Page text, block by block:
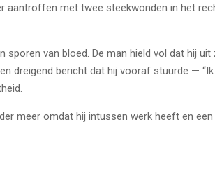
met twee steekwonden in het
van bloed. De man hield vol dat hij
dreigend bericht dat hij vooraf stuurde —
meer omdat hij intussen werk heeft en